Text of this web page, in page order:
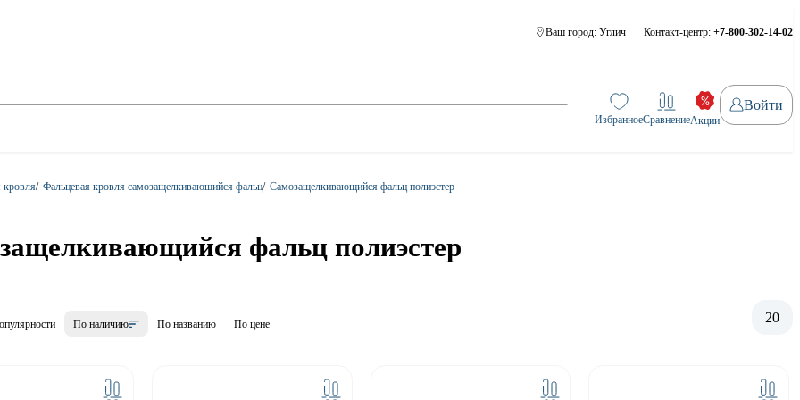
Ваш город: Углич Контакт-центр: +7-800-302-14-02
ИзбранноеСравнениеАкции
Войти
кровля/ Фальцевая кровля самозащелкивающийся фальц/ Самозащелкивающийся фальц полиэстер
фальц полиэстер
По наличию По названию По цене 20